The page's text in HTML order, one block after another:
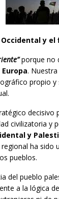
Occidental y
porque no
Europa.
propio
decisivo
civilizatoria y
y
ha sido
pueblos.
del pueblo
a la lógica